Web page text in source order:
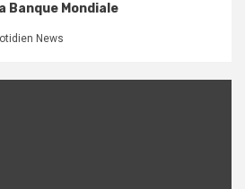
Banque Mondiale
News